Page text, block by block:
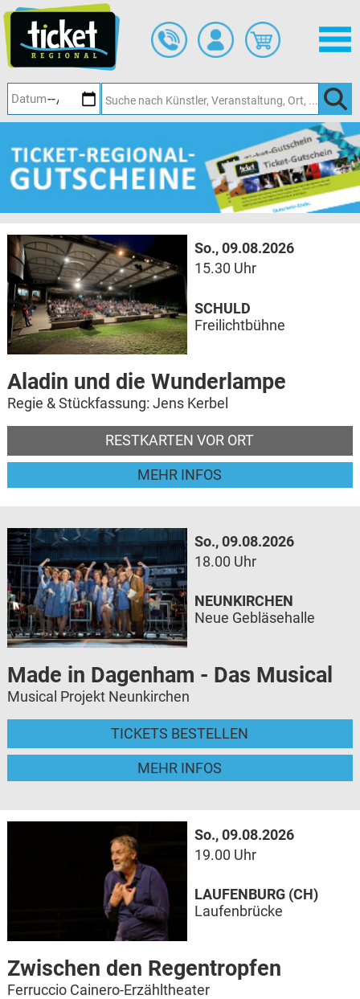
Hauptinhalt
springen
So., 09.08.2026
15.30 Uhr
Aladin und die Wunderlampe
Regie & Stückfassung: Jens Kerbel
RESTKARTEN VOR ORT
MEHR INFOS
SCHULD
Freilichtbühne
So., 09.08.2026
18.00 Uhr
Made in Dagenham - Das Musical
Musical Projekt Neunkirchen
TICKETS BESTELLEN
MEHR INFOS
NEUNKIRCHEN
Neue Gebläsehalle
So., 09.08.2026
19.00 Uhr
Zwischen den Regentropfen
Ferruccio Cainero-Erzähltheater
LAUFENBURG (CH)
Laufenbrücke